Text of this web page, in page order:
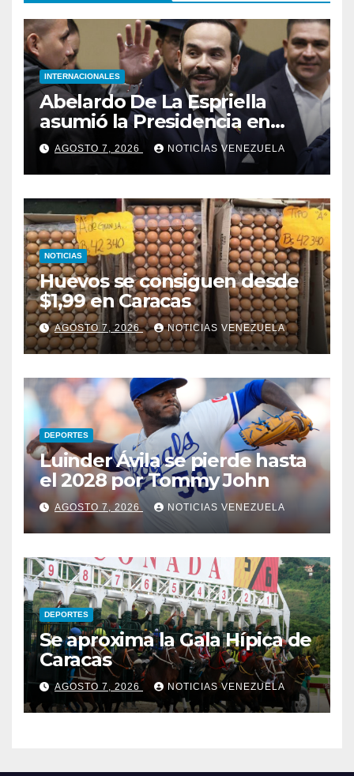
INTERNACIONALES
Abelardo De La Espriella
asumió la Presidencia en
medio de una polarización
AGOSTO 7, 2026 NOTICIAS VENEZUELA
NOTICIAS
Huevos se consiguen desde
$1,99 en Caracas
AGOSTO 7, 2026 NOTICIAS VENEZUELA
DEPORTES
Luinder Ávila se pierde hasta
el 2028 por Tommy John
AGOSTO 7, 2026 NOTICIAS VENEZUELA
DEPORTES
Se aproxima la Gala Hípica de
Caracas
AGOSTO 7, 2026 NOTICIAS VENEZUELA